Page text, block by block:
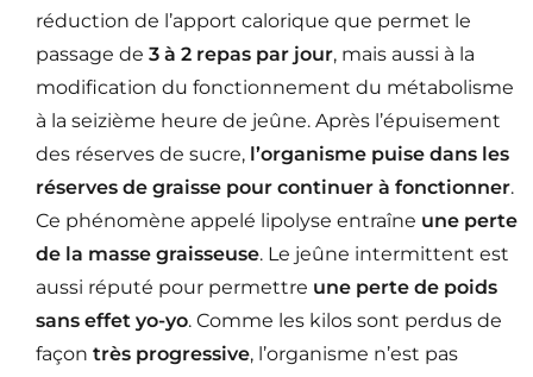
réduction de l’apport calorique que permet le
passage de 3 à 2 repas par jour, mais aussi à la
modification du fonctionnement du métabolisme
à la seizième heure de jeûne. Après l’épuisement
des réserves de sucre, l’organisme puise dans les
réserves de graisse pour continuer à fonctionner.
Ce phénomène appelé lipolyse entraîne une perte
de la masse graisseuse. Le jeûne intermittent est
aussi réputé pour permettre une perte de poids
sans effet yo-yo. Comme les kilos sont perdus de
façon très progressive, l’organisme n’est pas